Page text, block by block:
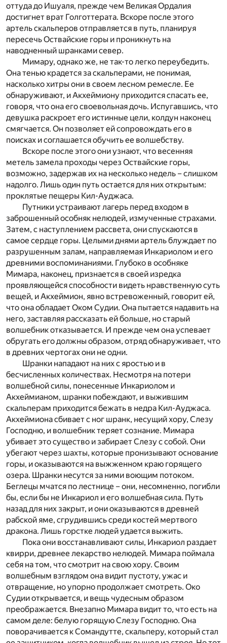
оттуда до Ишуаля, прежде чем Великая Ордалия
достигнет врат Голготтерата. Вскоре после этого
артель скальперов отправляется в путь, планируя
пересечь Оствайские горы и проникнуть на
наводненный шранками север.
Мимару, однако же, не так-то легко переубедить.
Она тенью крадется за скальперами, не понимая,
насколько хитры они в своем лесном ремесле. Ее
обнаруживают, и Акхеймиону приходится спасать ее,
говоря, что она его своевольная дочь. Испугавшись, что
девушка раскроет его истинные цели, колдун наконец
смягчается. Он позволяет ей сопровождать его в
поисках и соглашается обучить ее волшебству.
Вскоре после этого они узнают, что весенняя
метель замела проходы через Оствайские горы,
возможно, задержав их на несколько недель – слишком
надолго. Лишь один путь остается для них открытым:
проклятые пещеры Кил-Ауджаса.
Путники устраивают лагерь перед входом в
заброшенный особняк нелюдей, измученные страхами.
Затем, с наступлением рассвета, они спускаются в
самое сердце горы. Целыми днями артель блуждает по
разрушенным залам, направляемая Инкариолом и его
древними воспоминаниями. Глубоко в особняке
Мимара, наконец, признается в своей изредка
проявляющейся способности видеть нравственную суть
вещей, и Акхеймион, явно встревоженный, говорит ей,
что она обладает Оком Судии. Она пытается надавить на
него, заставляя рассказать ей больше, но старый
волшебник отказывается. И прежде чем она успевает
обругать его должны образом, отряд обнаруживает, что
в древних чертогах они не одни.
Шранки нападают на них с яростью и в
бесчисленных количествах. Несмотря на потери
волшебной силы, понесенные Инкариолом и
Акхеймианом, шранки побеждают, и выжившим
скальперам приходится бежать в недра Кил-Ауджаса.
Акхеймиона сбивает с ног шранк, несущий хору, Слезу
Господню, и волшебник теряет сознание. Мимара
убивает это существо и забирает Слезу с собой. Они
убегают через шахты, которые пронизывают основание
горы, и оказываются на выжженном краю горящего
озера. Шранки несутся за ними воющим потоком.
Беглецы мчатся по лестнице – они, несомненно, погибли
бы, если бы не Инкариол и его волшебная сила. Путь
назад для них закрыт, и они оказываются в древней
рабской яме, сгрудившись среди костей мертвого
дракона. Лишь горстке людей удается выжить.
Пока они восстанавливают силы, Инкариол раздает
квирри, древнее лекарство нелюдей. Мимара поймала
себя на том, что смотрит на свою хору. Своим
волшебным взглядом она видит пустоту, ужас и
отвращение, но упорно продолжает смотреть. Око
Судии открывается, и вещь чудесным образом
преображается. Внезапно Мимара видит то, что есть на
самом деле: белую горящую Слезу Господню. Она
поворачивается к Сомандутте, скальперу, который стал